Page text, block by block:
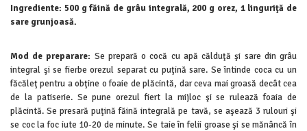
Ingrediente: 500 g făină de grâu integrală, 200 g orez, 1 linguriţă de
sare grunjoasă.
Mod de preparare: Se prepară o cocă cu apă călduţă şi sare din grâu
integral şi se fierbe orezul separat cu puţină sare. Se întinde coca cu un
făcăleţ pentru a obţine o foaie de plăcintă, dar ceva mai groasă decât cea
de la patiserie. Se pune orezul fiert la mijloc şi se rulează foaia de
plăcintă. Se presară puţină făină integrală pe tavă, se aşează 3 rulouri şi
se coc la foc iute 10-20 de minute. Se taie în felii groase şi se mănâncă în